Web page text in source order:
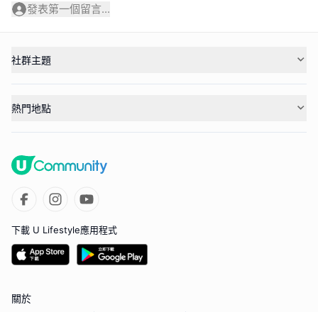
發表第一個留言...
社群主題
熱門地點
下載 U Lifestyle應用程式
關於